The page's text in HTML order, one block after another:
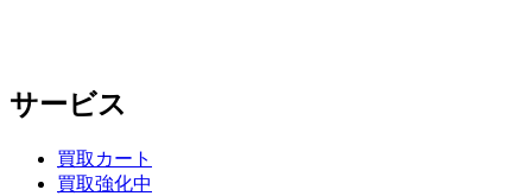
サービス
買取カート
買取強化中